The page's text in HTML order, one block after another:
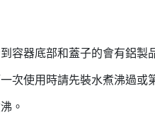
容器底部和蓋子的會有鋁製
次使用時請先裝水煮沸過或
。